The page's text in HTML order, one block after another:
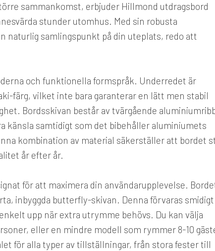
sammankomst, erbjuder Hillmond utdragsbord
stunder utomhus. Med sin robusta
naturlig samlingspunkt på din uteplats, redo att
och funktionella formspråk. Underredet är
färg, vilket inte bara garanterar en lätt men stabil
Bordsskivan består av tvärgående
känsla samtidigt som det bibehåller aluminiumets
kombination av material säkerställer att bordet
år efter år.
för att maximera din användarupplevelse.
inbyggda butterfly-skivan. Denna förvaras smidigt
upp när extra utrymme behövs. Du kan välja
eller en mindre modell som rymmer 8-10
för alla typer av tillställningar, från stora fester till